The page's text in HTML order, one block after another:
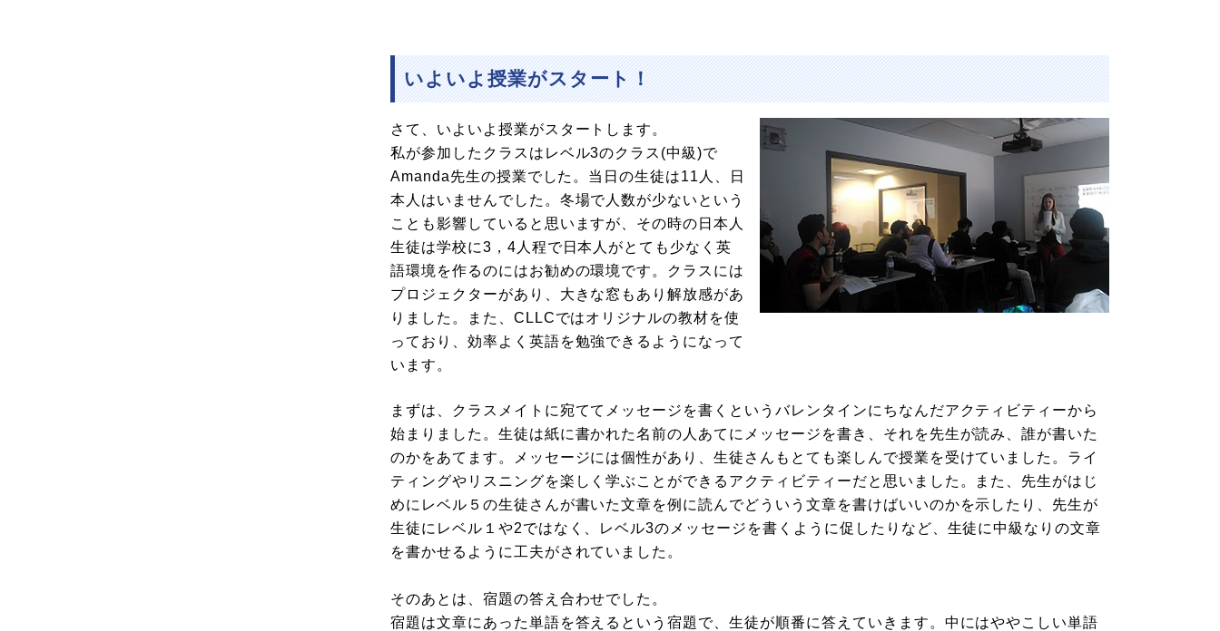
いよいよ授業がスタート！
さて、いよいよ授業がスタートします。
私が参加したクラスはレベル3のクラス(中級)で
Amanda先生の授業でした。当日の生徒は11人、日
本人はいませんでした。冬場で人数が少ないという
ことも影響していると思いますが、その時の日本人
生徒は学校に3，4人程で日本人がとても少なく英
語環境を作るのにはお勧めの環境です。クラスには
プロジェクターがあり、大きな窓もあり解放感があ
りました。また、CLLCではオリジナルの教材を使
っており、効率よく英語を勉強できるようになって
います。
まずは、クラスメイトに宛ててメッセージを書くというバレンタインにちなんだアクティビティーから
始まりました。生徒は紙に書かれた名前の人あてにメッセージを書き、それを先生が読み、誰が書いた
のかをあてます。メッセージには個性があり、生徒さんもとても楽しんで授業を受けていました。ライ
ティングやリスニングを楽しく学ぶことができるアクティビティーだと思いました。また、先生がはじ
めにレベル５の生徒さんが書いた文章を例に読んでどういう文章を書けばいいのかを示したり、先生が
生徒にレベル１や2ではなく、レベル3のメッセージを書くように促したりなど、生徒に中級なりの文章
を書かせるように工夫がされていました。
そのあとは、宿題の答え合わせでした。
宿題は文章にあった単語を答えるという宿題で、生徒が順番に答えていきます。中にはややこしい単語